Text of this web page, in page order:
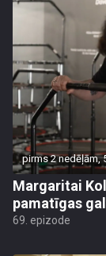
pirms 2 nedēļām,
Margaritai
pamatīgas
69. epizode